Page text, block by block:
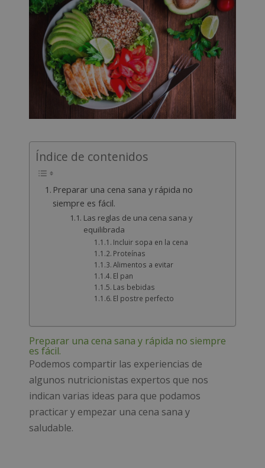
Índice de contenidos
Preparar una cena sana y rápida no
siempre es fácil.
Las reglas de una cena sana y
equilibrada
Incluir sopa en la cena
Proteínas
Alimentos a evitar
El pan
Las bebidas
El postre perfecto
Preparar una cena sana y rápida no siempre
es fácil.
Podemos compartir las experiencias de
algunos nutricionistas expertos que nos
indican varias ideas para que podamos
practicar y empezar una cena sana y
saludable.